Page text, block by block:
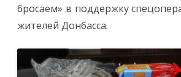
бросаем» в поддержку
жителей Донбасса.